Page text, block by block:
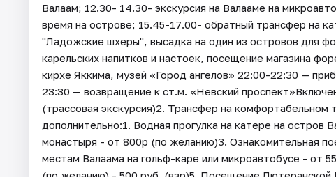
Валаам; 12.30- 14.30- экскурсия на Валааме на
время на острове; 15.45-17.00- обратный трансфер на
"Ладожские шхеры", высадка на один из островов для
карельских напитков и настоек, посещение магазина
кирхе Яккима, музей «Город ангелов» 22:00-22:30 —
23:30 — возвращение к ст.м. «Невский
(трассовая экскурсия)2. Трансфер на комфортабельном
дополнительно:1. Водная прогулка на катере на
монастыря - от 800р (по желанию)3. Ознакомительная
местам Валаама на гольф-каре или микроавтобусе - от